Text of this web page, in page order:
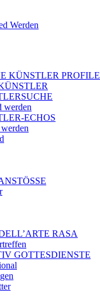
Werden
KÜNSTLER PROFILE
werden
ECHOS
RASA
GOTTESDIENSTE